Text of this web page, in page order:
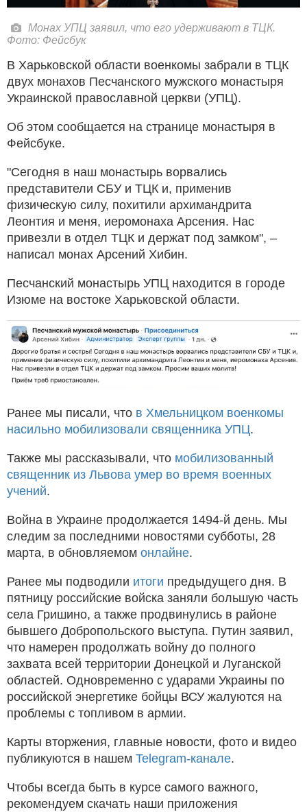
Монах УПЦ заявил, что его удерживают в ТЦК.
Фото: Фейсбук
В Харьковской области военкомы забрали в ТЦК
двух монахов Песчанского мужского монастыря
Украинской православной церкви (УПЦ).
Об этом сообщается на странице монастыря в
Фейсбуке.
"Сегодня в наш монастырь ворвались
представители СБУ и ТЦК и, применив
физическую силу, похитили архимандрита
Леонтия и меня, иеромонаха Арсения. Нас
привезли в отдел ТЦК и держат под замком", –
написал монах Арсений Хибин.
Песчанский монастырь УПЦ находится в городе
Изюме на востоке Харьковской области.
Ранее мы писали, что в Хмельницком военкомы
насильно мобилизовали священника УПЦ.
Также мы рассказывали, что мобилизованный
священник из Львова умер во время военных
учений.
Война в Украине продолжается 1494-й день. Мы
следим за последними новостями субботы, 28
марта, в обновляемом онлайне.
Ранее мы подводили итоги предыдущего дня. В
пятницу российские войска заняли большую часть
села Гришино, а также продвинулись в районе
бывшего Добропольского выступа. Путин заявил,
что намерен продолжать войну до полного
захвата всей территории Донецкой и Луганской
областей. Одновременно с ударами Украины по
российской энергетике бойцы ВСУ жалуются на
проблемы с топливом в армии.
Карты вторжения, главные новости, фото и видео
публикуются в нашем Telegram-канале.
Чтобы всегда быть в курсе самого важного,
рекомендуем скачать наши приложения